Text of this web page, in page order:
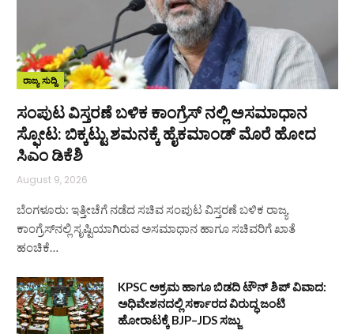
ರಾಜ್ಯ ಸುದ್ದಿ
ಸಂಪುಟ ವಿಸ್ತರಣೆ ಬಳಿಕ ಕಾಂಗ್ರೆಸ್‌ ನಲ್ಲಿ ಅಸಮಾಧಾನ
ಸ್ಫೋಟ: ಬಿಕ್ಕಟ್ಟು ಶಮನಕ್ಕೆ ಹೈಕಮಾಂಡ್‌ ಮೊರೆ ಹೋದ
ಸಿಎಂ ಡಿಕೆಶಿ
August 9, 2026
ಬೆಂಗಳೂರು: ಇತ್ತೀಚೆಗೆ ನಡೆದ ಸಚಿವ ಸಂಪುಟ ವಿಸ್ತರಣೆ ಬಳಿಕ ರಾಜ್ಯ
ಕಾಂಗ್ರೆಸ್‌ನಲ್ಲಿ ಸೃಷ್ಟಿಯಾಗಿರುವ ಅಸಮಾಧಾನ ಹಾಗೂ ಸಚಿವರಿಗೆ ಖಾತೆ
ಹಂಚಿಕೆ…
KPSC ಅಕ್ರಮ ಹಾಗೂ ಬಿಡದಿ ಟೌನ್‌ ಶಿಪ್ ವಿವಾದ:
ಅಧಿವೇಶನದಲ್ಲಿ ಸರ್ಕಾರದ ವಿರುದ್ಧ ಜಂಟಿ
ಹೋರಾಟಕ್ಕೆ BJP–JDS ಸಜ್ಜು